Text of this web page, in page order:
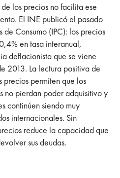
los precios no facilita ese
El INE publicó el pasado
Consumo (IPC): los precios
en tasa interanual,
deflacionista que se viene
2013. La lectura positiva de
precios permiten que los
no pierdan poder adquisitivo y
continúen siendo muy
internacionales. Sin
reduce la capacidad que
sus deudas.